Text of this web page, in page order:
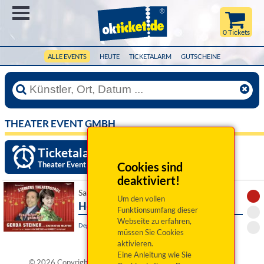
ALLE EVENTS HEUTE TICKETALARM GUTSCHEINE
0 Tickets
Cookies sind
deaktiviert!
Um den vollen
Funktionsumfang dieser
Webseite zu erfahren,
müssen Sie Cookies
aktivieren.
Eine Anleitung wie Sie
THEATER EVENT GMBH
Ticketalarm einrichten »
Theater Event GmbH
Sa 12. Dezember 2026 19:30 Uhr
Heute schon gelacht?
Deggendorf, Stadtbibliothek